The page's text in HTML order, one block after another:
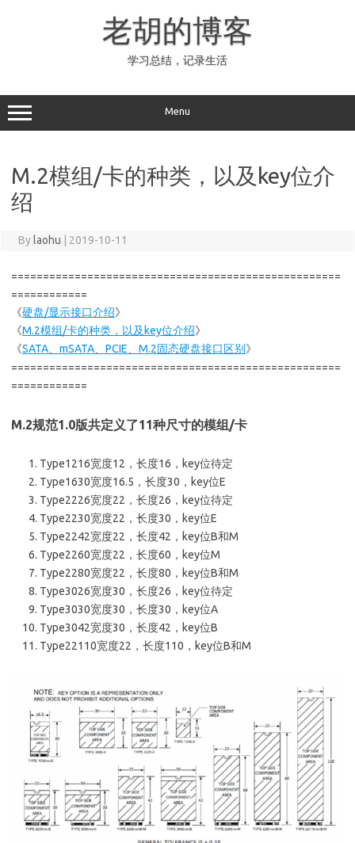
老胡的博客
学习总结，记录生活
Menu
M.2模组/卡的种类，以及key位介
绍
By laohu 2019-10-11
====================================================
============
《硬盘/显示接口介绍》
《M.2模组/卡的种类，以及key位介绍》
《SATA、mSATA、PCIE、M.2固态硬盘接口区别 》
====================================================
============
M.2规范1.0版共定义了11种尺寸的模组/卡
Type1216宽度12，长度16，key位待定
Type1630宽度16.5，长度30，key位E
Type2226宽度22，长度26，key位待定
Type2230宽度22，长度30，key位E
Type2242宽度22，长度42，key位B和M
Type2260宽度22，长度60，key位M
Type2280宽度22，长度80，key位B和M
Type3026宽度30，长度26，key位待定
Type3030宽度30，长度30，key位A
Type3042宽度30，长度42，key位B
Type22110宽度22，长度110，key位B和M